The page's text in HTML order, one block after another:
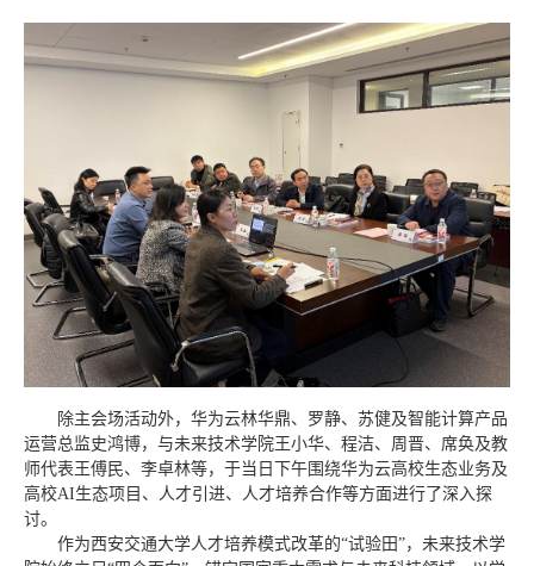
除主会场活动外，华为云林华鼎、罗静、苏健及智能计算产品
运营总监史鸿博，与未来技术学院王小华、程洁、周晋、席奂及教
师代表王傅民、李卓林等，于当日下午围绕华为云高校生态业务及
高校AI生态项目、人才引进、人才培养合作等方面进行了深入探
讨。
作为西安交通大学人才培养模式改革的“试验田”，未来技术学